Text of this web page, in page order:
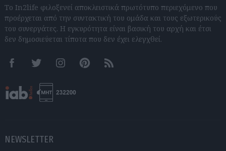
Το In2life φιλοξενεί αποκλειστικά πρωτότυπο περιεχόμενο που
προέρχεται από την συντακτική του ομάδα και τους εξωτερικούς
του συνεργάτες. Η εγκυρότητα είναι βασική του αρχή και έτσι
δεν δημοσιεύεται τίποτα που δεν έχει ελεγχθεί.
FacebookTwitter InstagramPinterestRSS feeds
NEWSLETTER